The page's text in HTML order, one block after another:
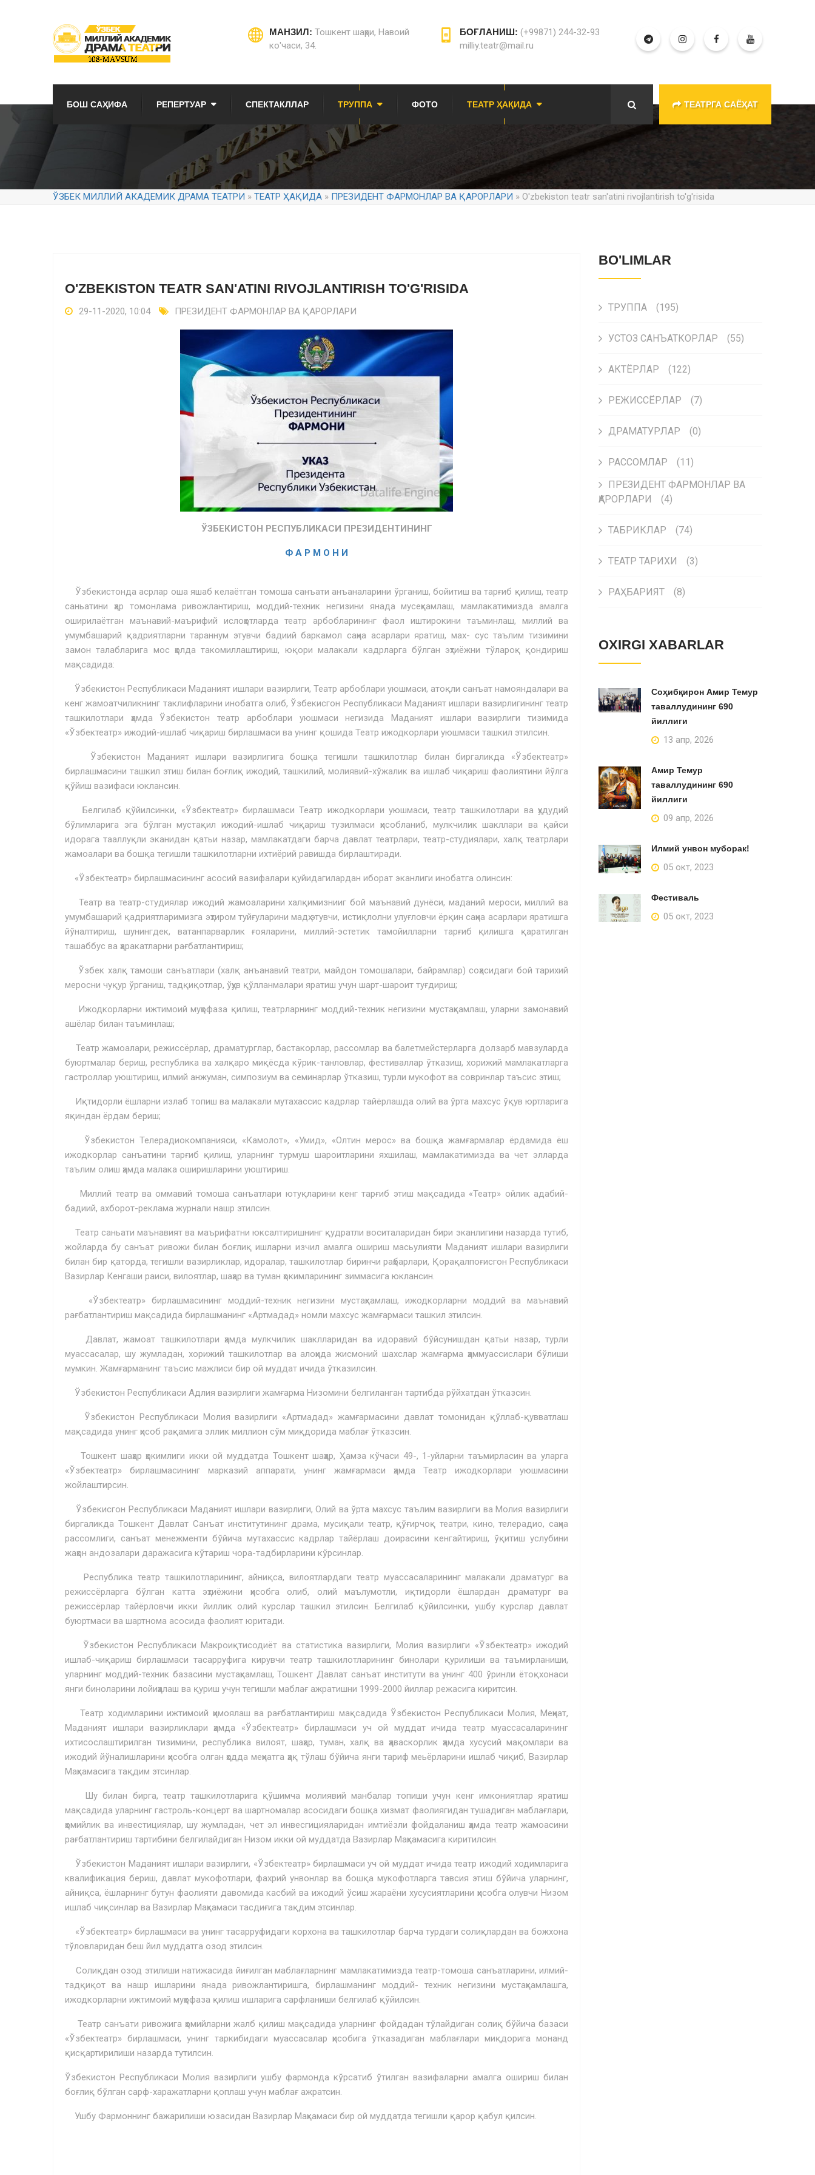
МАНЗИЛ: Тошкент шаҳри, Навоий
ко'часи, 34.
БОҒЛАНИШ: (+99871) 244-32-93
milliy.teatr@mail.ru
БОШ САҲИФА РЕПЕРТУАР СПЕКТАКЛЛАР ТРУППА ФОТО ТЕАТР ҲАҚИДА ТЕАТРГА САЁҲАТ
ЎЗБЕК МИЛЛИЙ АКАДЕМИК ДРАМА ТЕАТРИ » ТЕАТР ҲАҚИДА » ПРЕЗИДЕНТ ФАРМОНЛАР ВА ҚАРОРЛАРИ » O'zbekiston teatr san'atini rivojlantirish to'g'risida
O'ZBEKISTON TEATR SAN'ATINI RIVOJLANTIRISH TO'G'RISIDA
29-11-2020, 10:04 ПРЕЗИДЕНТ ФАРМОНЛАР ВА ҚАРОРЛАРИ
ЎЗБЕКИСТОН РЕСПУБЛИКАСИ ПРЕЗИДЕНТИНИНГ
Ф А Р М О Н И
Ўзбекистонда асрлар оша яшаб келаётган томоша санъати анъаналарини ўрганиш, бойитиш ва тарғиб қилиш, театр
саньатини ҳар томонлама ривожлантириш, моддий-техник негизини янада мусеҳкамлаш, мамлакатимизда амалга
оширилаётган маънавий-маърифий ислоҳотларда театр арбобларининг фаол иштирокини таъминлаш, миллий ва
умумбашарий қадриятларни тараннум этувчи бадиий баркамол саҳна асарлари яратиш, мах- сус таълим тизимини
замон талабларига мос ҳолда такомиллаштириш, юқори малакали кадрларга бўлган эҳтиёжни тўлароқ қондириш
мақсадида:
Ўзбекистон Республикаси Маданият ишлари вазирлиги, Театр арбоблари уюшмаси, атоқли санъат намояндалари ва
кенг жамоатчиликнинг таклифларини инобатга олиб, Ўзбекисгон Республикаси Маданият ишлари вазирлигининг театр
ташкилотлари ҳамда Ўзбекистон театр арбоблари уюшмаси негизида Мада­ният ишлари вазирлиги тизимида
«Ўзбектеатр» ижодий-ишлаб чиқариш бирлашмаси ва унинг қошида Театр ижодкорлари уюш­маси ташкил этилсин.
Ўзбекистон Маданият ишлари вазирлигига бошқа тегишли ташкилотлар билан биргаликда «Ўзбектеатр»
бирлашмасини таш­кил этиш билан боғлиқ ижодий, ташкилий, молиявий-хўжалик ва ишлаб чиқариш фаолиятини йўлга
қўйиш вазифаси юклансин.
Белгилаб қўйилсинки, «Ўзбектеатр» бирлашмаси Театр ижодкорлари уюшмаси, театр ташкилотлари ва ҳудудий
бўлимларига эга бўлган мустақил ижодий-ишлаб чиқариш тузилмаси ҳисобланиб, мулкчилик шакллари ва қайси
идорага тааллуқли эканидан қатьи назар, мамлакатдаги барча давлат театрлари, театр-студиялари, халқ театрлари
жамоалари ва бошқа тегишли ташкилотларни ихтиёрий равишда бирлаштиради.
«Ўзбектеатр» бирлашмасининг асосий вазифалари қуйидагилардан иборат эканлиги инобатга олинсин:
Театр ва театр-студиялар ижодий жамоаларини халқимизнииг бой маънавий дунёси, маданий мероси, миллий ва
умумбашарий қадриятларимизга эҳтиром туйғуларини мадҳ этувчи, истиқлолни улуғловчи ёрқин саҳна асарлари яратишга
йўналтириш, шунингдек, ватанпарварлик ғояларини, миллий-эстетик тамойилларни тарғиб қилишга қаратилган
ташаббус ва ҳаракатларни рағбатлантириш;
Ўзбек халқ тамоши санъатлари (халқ анъанавий театри, майдон томошалари, байрамлар) соҳасидаги бой тарихий
меросни чуқур ўрганиш, тадқиқотлар, ўҳув қўлланмалари яратиш учун шарт-шароит туғдириш;
Ижодкорларни ижтимоий муҳофаза қилиш, театрларнинг моддий-техник негизини мустаҳкамлаш, уларни замонавий
ашёлар билан таъминлаш;
Театр жамоалари, режиссёрлар, драматурглар, бастакорлар, рассомлар ва балетмейстерларга долзарб мавзуларда
буюртмалар бериш, республика ва халқаро миқёсда кўрик-танловлар, фестиваллар ўтказиш, хорижий мамлакатларга
гастроллар уюштириш, илмий анжуман, симпозиум ва семинарлар ўтказиш, турли мукофот ва совринлар таъсис этиш;
Иқтидорли ёшларни излаб топиш ва малакали мутахассис кадрлар тайёрлашда олий ва ўрта махсус ўқув юртларига
яқиндан ёрдам бериш;
Ўзбекистон Телерадиокомпанияси, «Камолот», «Умид», «Олтин мерос» ва бошқа жамғармалар ёрдамида ёш
ижодкорлар санъатини тарғиб қилиш, уларнинг турмуш шароитларини яхшилаш, мамлакатимизда ва чет элларда
таълим олиш ҳамда малака оширишларини уюштириш.
Миллий театр ва оммавий томоша санъатлари ютуқларини кенг тарғиб этиш мақсадида «Театр» ойлик адабий-
бадиий, ахборот-реклама журнали нашр этилсин.
Театр саньати маънавият ва маърифатни юксалтиришнинг қудратли воситаларидан бири эканлигини назарда тутиб,
жойларда бу санъат ривожи билан боғлиқ ишларни изчил амалга ошириш масьулияти Маданият ишлари вазирлиги
билан бир қаторда, тегишли вазирликлар, идоралар, ташкилотлар биринчи раҳбарлари, Қорақалпоғисгон Республикаси
Вазирлар Кенгаши раиси, вилоятлар, шаҳар ва туман ҳокимларининг зиммасига юклансин.
«Ўзбектеатр» бирлашмасининг моддий-техник негизини мустаҳкамлаш, ижодкорларни моддий ва маънавий
рағбатлантириш мақсадида бирлашманинг «Артмадад» номли мах­сус жамғармаси ташкил этилсин.
Давлат, жамоат ташкилотлари ҳамда мулкчилик шаклларидан ва идоравий бўйсунишдан қатьи назар, турли
муассасалар, шу жумладан, хорижий ташкилотлар ва алоҳида жисмоний шахслар жамғарма ҳаммуассислари бўлиши
мумкин. Жамғарманинг таъсис мажлиси бир ой муддат ичида ўтказилсин.
Ўзбекистон Республикаси Адлия вазирлиги жамғарма Низомини белгиланган тартибда рўйхатдан ўтказсин.
Ўзбекистон Республикаси Молия вазирлиги «Артмадад» жамғармасини давлат томонидан қўллаб-қувватлаш
мақсадида унинг ҳисоб рақамига эллик миллион сўм миқдорида маблағ ўтказсин.
Тошкент шаҳар ҳокимлиги икки ой муддатда Тошкент шаҳар, Ҳамза кўчаси 49-, 1-уйларни таъмирласин ва уларга
«Ўзбектеатр» бирлашмасининг марказий аппарати, унинг жамғармаси ҳамда Театр ижодкорлари уюшмасини
жойлаштирсин.
Ўзбекисгон Республикаси Маданият ишлари вазирлиги, Олий ва ўрта махсус таълим вазирлиги ва Молия вазирлиги
биргаликда Тошкент Давлат Санъат институтининг драма, мусиқа­ли театр, қўғирчоқ театри, кино, телерадио, саҳна
рассомлиги, санъат менежменти бўйича мутахассис кадрлар тайёрлаш доирасини кенгайтириш, ўқитиш услубини
жаҳон андозалари даражасига кўтариш чора-тадбирларини кўрсинлар.
Республика театр ташкилотларининг, айниқса, вилоятлардаги театр муассасаларининг малакали драматург ва
режиссёрларга бўлган катта эҳтиёжини ҳисобга олиб, олий маълумотли, иқтидорли ёшлардан драматург ва
режиссёрлар тайёрловчи икки йиллик олий курслар ташкил этилсин. Белгилаб қўйилсинки, ушбу курслар давлат
буюртмаси ва шартнома асосида фаолият юритади.
Ўзбекистон Республикаси Макроиқтисодиёт ва статисти­ка вазирлиги, Молия вазирлиги «Ўзбектеатр» ижодий
ишлаб-чиқариш бирлашмаси тасарруфига кирувчи театр ташкилотлари­нинг бинолари қурилиши ва таъмирланиши,
уларнинг моддий-техник базасини мустаҳкамлаш, Тошкент Давлат санъат инсти­тути ва унинг 400 ўринли ётоқхонаси
янги биноларини лойиҳалаш ва қуриш учун тегишли маблағ ажратишни 1999-2000 йиллар режасига киритсин.
Театр ходимларини ижтимоий ҳимоялаш ва рағбатлантириш мақсадида Ўзбекистон Республикаси Молия, Меҳнат,
Мада­ният ишлари вазирликлари ҳамда «Ўзбектеатр» бирлашмаси уч ой муддат ичида театр муассасаларининг
ихтисослаштирилган тизимини, республика вилоят, шаҳар, туман, халқ ва ҳаваскорлик ҳамда хусусий мақомлари ва
ижодий йўналишларини ҳисобга олган ҳодда меҳнатга ҳақ тўлаш бўйича янги тариф меьёрларини ишлаб чиқиб, Вазирлар
Маҳкамасига тақдим этсинлар.
Шу билан бирга, театр ташкилотларига қўшимча молиявий манбалар топиши учун кенг имкониятлар яратиш
мақсадида уларнинг гастроль-концерт ва шартномалар асосидаги бошқа хизмат фаолиягидан тушадиган маблағлари,
ҳомийлик ва инвестициялар, шу жумладан, чет эл инвесгицияларидан имтиёзли фойдаланиш ҳамда театр жамоасини
рағбатлантириш тартибини белгилайдиган Низом икки ой муддатда Вазирлар Маҳкамасига киритилсин.
Ўзбекистон Маданият ишлари вазирлиги, «Ўзбектеатр» бирлашмаси уч ой муддат ичида театр ижодий ходимларига
ква­лификация бериш, давлат мукофотлари, фахрий унвонлар ва бошқа мукофотларга тавсия этиш бўйича уларнинг,
айниқса, ёшларнинг бутун фаолияти давомида касбий ва ижодий ўсиш жараёни хусусиятларини ҳисобга олувчи Низом
ишлаб чиқсинлар ва Вазирлар Маҳкамаси тасдиғига тақдим этсинлар.
«Ўзбектеатр» бирлашмаси ва унинг тасарруфидаги корхона ва ташкилотлар барча турдаги солиқлардан ва божхона
тўловларидан беш йил муддатга озод этилсин.
Солиқдан озод этилиши натижасида йиғилган маблағларнинг мамлакатимизда театр-томоша санъатларини, илмий-
тадқиқот ва нашр ишларини янада ривожлантиришга, бирлашманинг моддий- техник негизини мустаҳкамлашга,
ижодкорларни ижтимоий муҳофаза қилиш ишларига сарфланиши белгилаб қўйилсин.
Театр санъати ривожига ҳомийларни жалб қилиш мақсадида уларнинг фойдадан тўлайдиган солиқ бўйича базаси
«Ўзбекте­атр» бирлашмаси, унинг таркибидаги муассасалар ҳисобига ўтказадиган маблағлари миқдорига монанд
қисқартирилиши назарда тутилсин.
Ўзбекистон Республикаси Молия вазирлиги ушбу фармонда кўрсатиб ўтилган вазифаларни амалга ошириш билан
боғлиқ бўлган сарф-харажатларни қоплаш учун маблағ ажратсин.
Ушбу Фармоннинг бажарилиши юзасидан Вазирлар Маҳкамаси бир ой муддатда тегишли қарор қабул қилсин.
BO'LIMLAR
ТРУППА (195)
УСТОЗ САНЪАТКОРЛАР (55)
АКТЁРЛАР (122)
РЕЖИССЁРЛАР (7)
ДРАМАТУРЛАР (0)
РАССОМЛАР
(11)
ПРЕЗИДЕНТ ФАРМОНЛАР ВА
ҚАРОРЛАРИ
(4)
ТАБРИКЛАР (74)
ТЕАТР ТАРИХИ (3)
РАҲБАРИЯТ (8)
OXIRGI XABARLAR
Соҳибқирон Амир Темур
таваллудининг 690
йиллиги
13 апр, 2026
Амир Темур
таваллудининг 690
йиллиги
09 апр, 2026
Илмий унвон муборак!
05 окт, 2023
Фестиваль
05 окт, 2023